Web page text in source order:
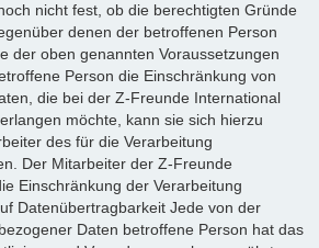
nicht fest, ob die berechtigten Gründe
denen der betroffenen Person
der oben genannten Voraussetzungen
Person die Einschränkung von
die bei der Z-Freunde International
möchte, kann sie sich hierzu
des für die Verarbeitung
Der Mitarbeiter der Z-Freunde
Einschränkung der Verarbeitung
Datenübertragbarkeit Jede von der
Daten betroffene Person hat das